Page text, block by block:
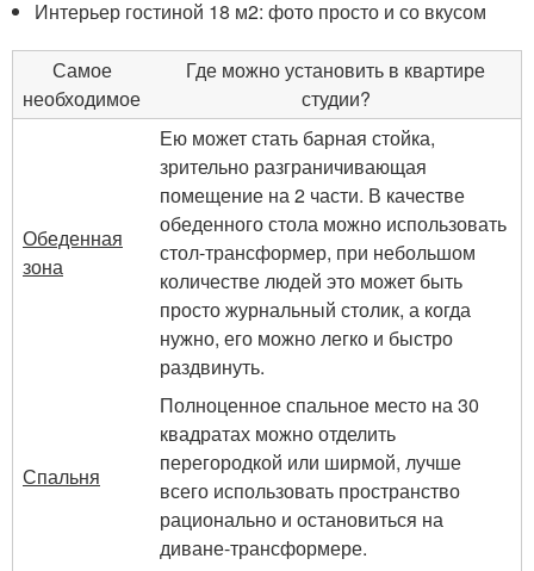
Интерьер гостиной 18 м2: фото просто и со вкусом
Самое
необходимое
Где можно установить в квартире
студии?
Обеденная
зона
Ею может стать барная стойка,
зрительно разграничивающая
помещение на 2 части. В качестве
обеденного стола можно использовать
стол-трансформер, при небольшом
количестве людей это может быть
просто журнальный столик, а когда
нужно, его можно легко и быстро
раздвинуть.
Спальня
Полноценное спальное место на 30
квадратах можно отделить
перегородкой или ширмой, лучше
всего использовать пространство
рационально и остановиться на
диване-трансформере.